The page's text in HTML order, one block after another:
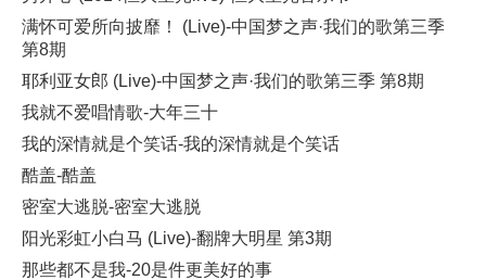
满怀可爱所向披靡！ (Live)-中国梦之声·我们的歌第三季
第8期
耶利亚女郎 (Live)-中国梦之声·我们的歌第三季 第8期
我就不爱唱情歌-大年三十
我的深情就是个笑话-我的深情就是个笑话
酷盖-酷盖
密室大逃脱-密室大逃脱
阳光彩虹小白马 (Live)-翻牌大明星 第3期
那些都不是我-20是件更美好的事